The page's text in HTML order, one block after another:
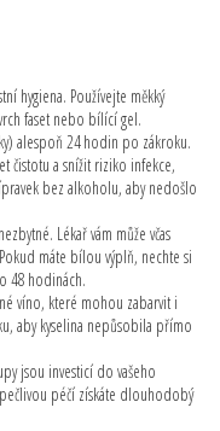
hygiena. Používejte měkký
faset nebo bílící gel.
alespoň 24 hodin po zákroku.
čistotu a snížit riziko infekce,
bez alkoholu, aby nedošlo
Lékař vám může včas
máte bílou výplň, nechte si
48 hodinách.
víno, které mohou zabarvit i
aby kyselina nepůsobila přímo
jsou investicí do vašeho
péčí získáte dlouhodobý